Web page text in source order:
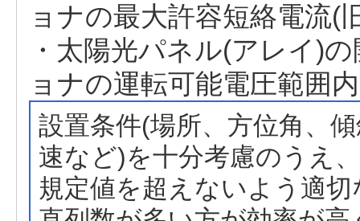
ョナの最大許容短絡電流(
・太陽光パネル(アレイ)
ョナの運転可能電圧範囲内
設置条件(場所、方位角、
速など)を十分考慮のうえ、
規定値を超えないよう適